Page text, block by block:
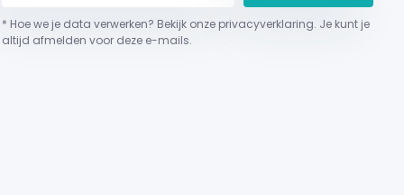
* Hoe we je data verwerken? Bekijk onze privacyverklaring. Je kunt je
altijd afmelden voor deze e-mails.